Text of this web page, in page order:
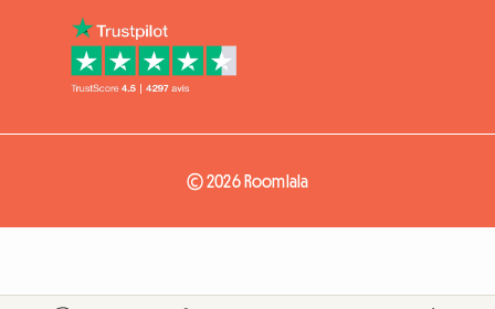
© 2026 Roomlala